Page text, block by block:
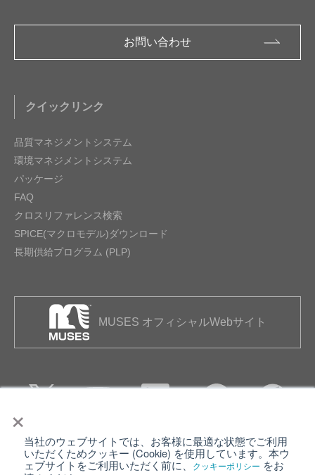
×
当社のウェブサイトでは、お客様に最適な状態でご利用
いただくためクッキー (Cookie) を使用しています。本ウ
ェブサイトをご利用いただく前に、
クッキーポリシー をお
お問い合わせ
クイックリンク
品質マネジメントシステム
環境マネジメントシステム
パッケージ
FAQ
クロスリファレンス検索
SPICE(マクロモデル)ダウンロード
長期供給プログラム (PLP)
MUSES オフィシャルWebサイト
個人情報保護について ウェブサイト利用規約